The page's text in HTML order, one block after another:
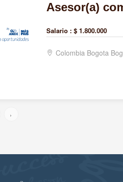
Asesor(a)
Salario : $ 1.800.000
Colombia Bogota
›